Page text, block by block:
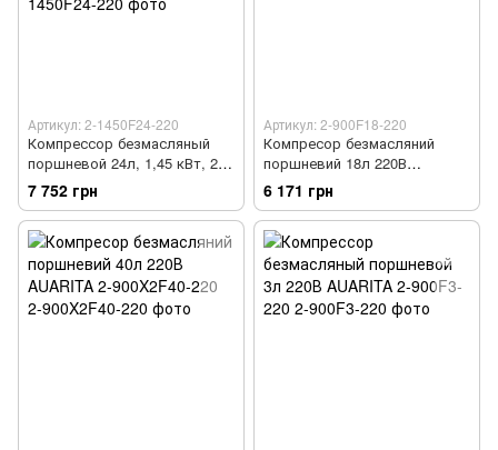
Артикул: 2-1450F24-220
Компрессор безмасляный
поршневой 24л, 1,45 кВт, 220
В, 140 л/мин, 2800 об/мин, 72
дБ AUARITA 2-1450F24-220
7 752 грн
Артикул: 2-900F18-220
Компресор безмасляний
поршневий 18л 220В
AUARITA 2-900F18-220
6 171 грн